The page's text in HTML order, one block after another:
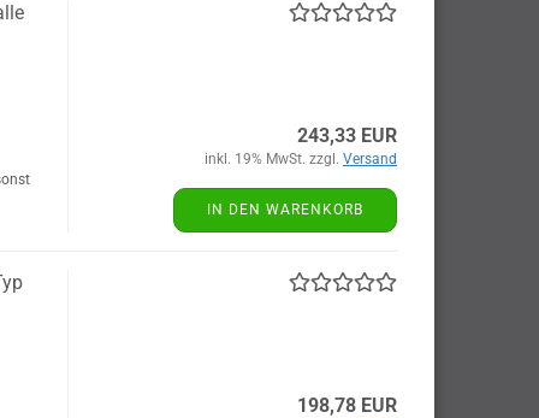
243,33 EUR
inkl. 19% MwSt. zzgl. Versand
IN DEN WARENKORB
198,78 EUR